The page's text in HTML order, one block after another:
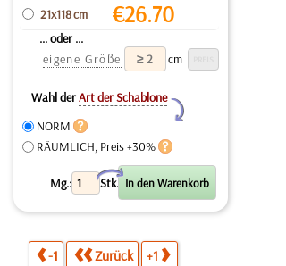
21x118 cm €26.70
... oder ...
eigene Größe
cm
Wahl derArt der Schablone
Y
NORM
RÄUMLICH, Preis +30%
Mg.: Stk.
X
-1 Zurück +1